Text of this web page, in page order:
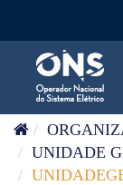
UNIDADE